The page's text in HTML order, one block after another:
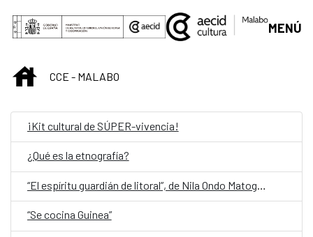
Skip to Main Content
MENÚ
INICIOCCE - MALABO
¡Kit cultural de SÚPER-vivencia!
¿Qué es la etnografía?
“Se cocina Guinea”